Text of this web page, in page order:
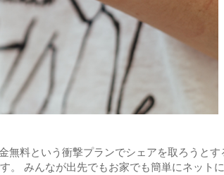
料という衝撃プランでシェアを取ろうと
みんなが出先でもお家でも簡単にネッ